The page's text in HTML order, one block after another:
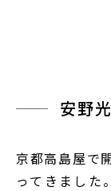
安野
京都高島屋で
ってきました